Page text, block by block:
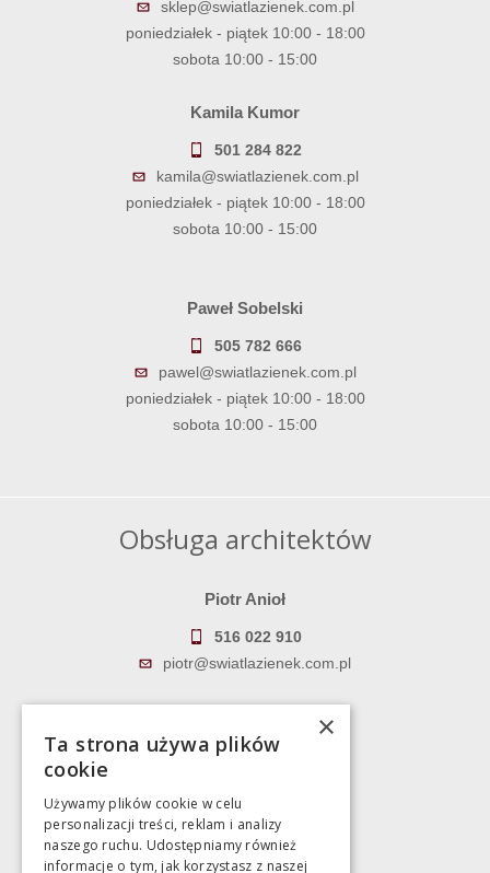
sklep@swiatlazienek.com.pl
poniedziałek - piątek 10:00 - 18:00
sobota 10:00 - 15:00
Kamila Kumor
501 284 822
kamila@swiatlazienek.com.pl
poniedziałek - piątek 10:00 - 18:00
sobota 10:00 - 15:00
Paweł Sobelski
505 782 666
pawel@swiatlazienek.com.pl
poniedziałek - piątek 10:00 - 18:00
sobota 10:00 - 15:00
Obsługa architektów
Piotr Anioł
516 022 910
piotr@swiatlazienek.com.pl
783 043 083
Magazyn
×
Ta strona używa plików
cookie
Używamy plików cookie w celu
personalizacji treści, reklam i analizy
naszego ruchu. Udostępniamy również
informacje o tym, jak korzystasz z naszej